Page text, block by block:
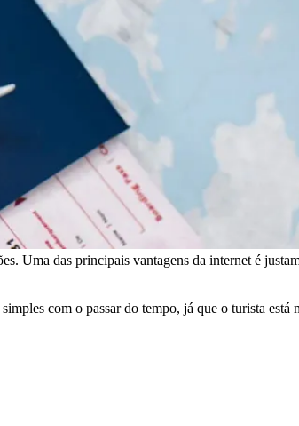
Uma das principais vantagens da internet é
com o passar do tempo, já que o turista